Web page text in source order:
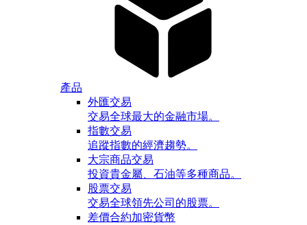
產品
外匯交易
交易全球最大的金融市場。
指數交易
追蹤指數的經濟趨勢。
大宗商品交易
投資貴金屬、石油等多種商品。
股票交易
交易全球領先公司的股票。
差價合約加密貨幣